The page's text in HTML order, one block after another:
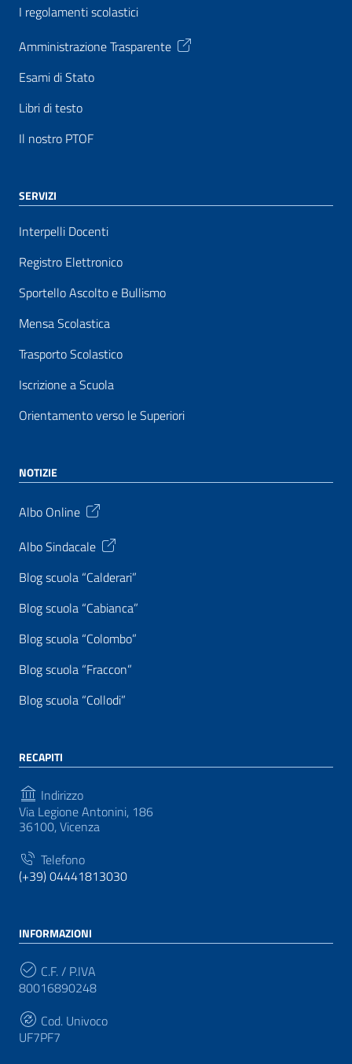
I regolamenti scolastici
Amministrazione Trasparente
Esami di Stato
Libri di testo
Il nostro PTOF
SERVIZI
Interpelli Docenti
Registro Elettronico
Sportello Ascolto e Bullismo
Mensa Scolastica
Trasporto Scolastico
Iscrizione a Scuola
Orientamento verso le Superiori
NOTIZIE
Albo Online
Albo Sindacale
Blog scuola “Calderari”
Blog scuola “Cabianca”
Blog scuola “Colombo”
Blog scuola “Fraccon”
Blog scuola “Collodi”
RECAPITI
Indirizzo
Via Legione Antonini, 186
36100, Vicenza
Telefono
(+39) 04441813030
INFORMAZIONI
C.F. / P.IVA
80016890248
Cod. Univoco
UF7PF7